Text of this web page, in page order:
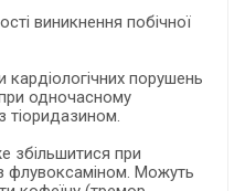
виникнення побічної
порушень
одночасному
тіоридазином.
збільшитися при
флувоксаміном. Можуть